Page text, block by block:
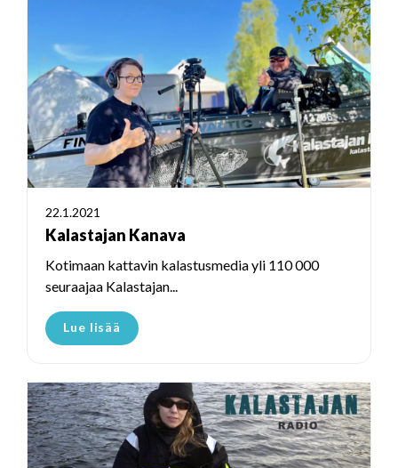
22.1.2021
Kalastajan Kanava
Kotimaan kattavin kalastusmedia yli 110 000
seuraajaa Kalastajan...
Lue lisää